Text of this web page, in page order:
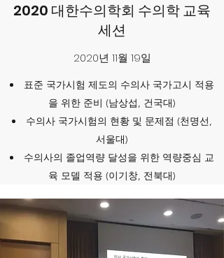
2020 대한수의학회 수의학 교육
세션
2020년 11월 19일
표준 국가시험 제도의 수의사 국가고시 적용
을 위한 준비 (남상섭, 건국대)
수의사 국가시험의 현황 및 문제점 (천명선,
서울대)
수의사의 졸업역량 달성을 위한 역량중심 교
육 모델 적용 (이기창, 전북대)